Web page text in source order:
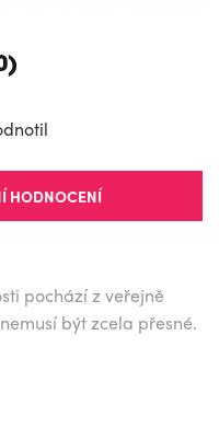
HODNOCENÍ
pochází z veřejně
být zcela přesné.